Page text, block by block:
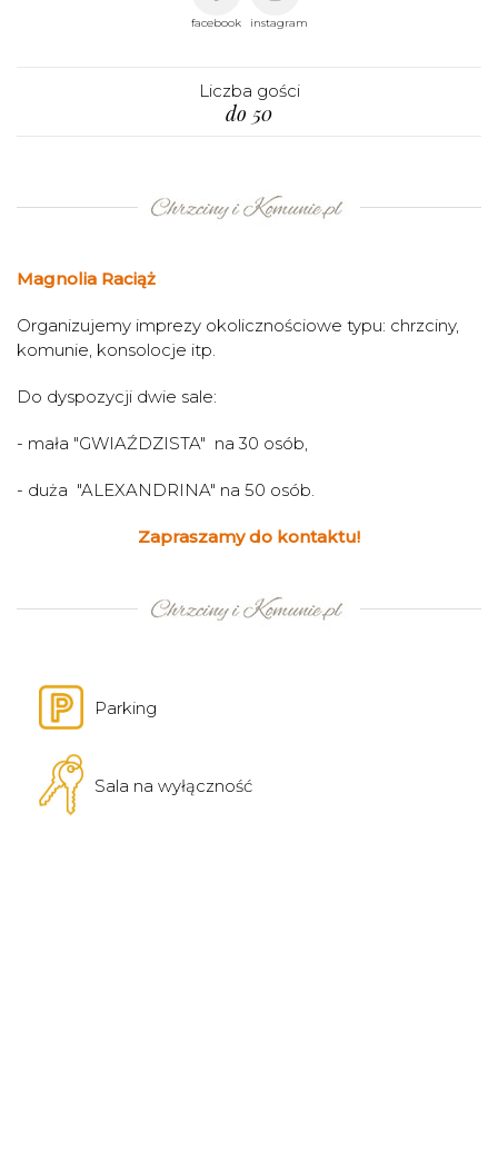
facebook instagram
Liczba gości
do 50
Magnolia Raciąż
Organizujemy imprezy okolicznościowe typu: chrzciny,
komunie, konsolocje itp.
Do dyspozycji dwie sale:
- mała "GWIAŹDZISTA" na 30 osób,
- duża "ALEXANDRINA" na 50 osób.
Zapraszamy do kontaktu!
Parking
Sala na wyłączność